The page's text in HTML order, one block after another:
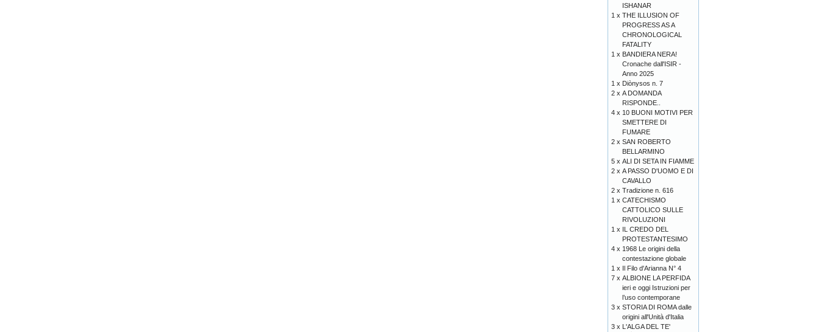
ISHANAR
1 x THE ILLUSION OF
PROGRESS AS A
CHRONOLOGICAL
FATALITY
1 x BANDIERA NERA!
Cronache dall'ISIR -
Anno 2025
1 x Diònysos n. 7
2 x A DOMANDA
RISPONDE..
4 x 10 BUONI MOTIVI PER
SMETTERE DI
FUMARE
2 x SAN ROBERTO
BELLARMINO
5 x ALI DI SETA IN FIAMME
2 x A PASSO D'UOMO E DI
CAVALLO
2 x Tradizione n. 616
1 x CATECHISMO
CATTOLICO SULLE
RIVOLUZIONI
1 x IL CREDO DEL
PROTESTANTESIMO
4 x 1968 Le origini della
contestazione globale
1 x Il Filo d'Arianna N° 4
7 x ALBIONE LA PERFIDA
ieri e oggi Istruzioni per
l’uso contemporane
3 x STORIA DI ROMA dalle
origini all'Unità d'Italia
3 x L'ALGA DEL TE'